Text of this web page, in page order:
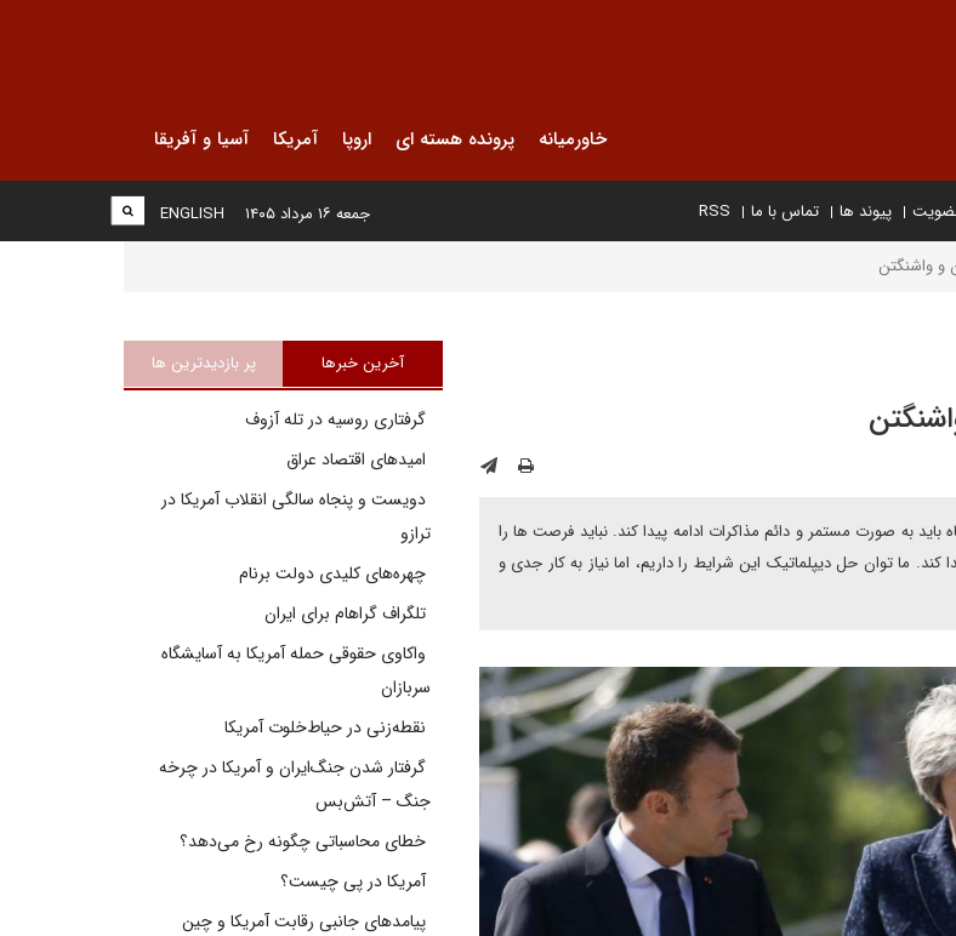
خاورمیانه پرونده هسته ای اروپا آمریکا آسیا و آفریقا
پیوند ها تماس با ما RSS
ENGLISH جمعه ۱۶ مرداد ۱۴۰۵
و واشنگتن
به صورت مستمر و دائم مذاکرات ادامه پیدا کند. نباید فرصت ها را
کند. ما توان حل دیپلماتیک این شرایط را داریم، اما نیاز به کار جدی و
آخرین خبرها پر بازدیدترین ها
گرفتاری روسیه در تله آزوف
امیدهای اقتصاد عراق
دویست و پنجاه سالگی انقلاب آمریکا در
ترازو
چهره‌های کلیدی دولت برنام
تلگراف گراهام برای ایران
واکاوی حقوقی حمله آمریکا به آسایشگاه
سربازان
نقطه‌زنی در حیاط‌خلوت آمریکا
گرفتار شدن جنگ‌ایران و آمریکا در چرخه
جنگ – آتش‌بس
خطای محاسباتی چگونه رخ می‌دهد؟
آمریکا در پی چیست؟
پیامدهای جانبی رقابت آمریکا و چین